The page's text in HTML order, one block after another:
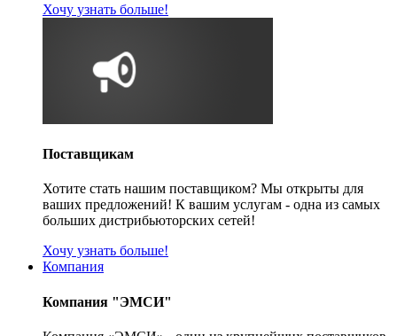
Хочу узнать больше!
Поставщикам
Хотите стать нашим поставщиком? Мы открыты для
ваших предложений! К вашим услугам - одна из самых
больших дистрибьюторских сетей!
Хочу узнать больше!
Компания
Компания "ЭМСИ"